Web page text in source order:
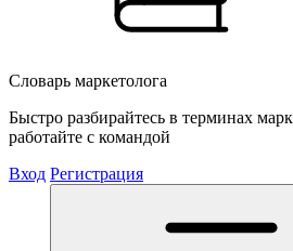
Словарь маркетолога
Быстро разбирайтесь в терминах
работайте с командой
Вход Регистрация